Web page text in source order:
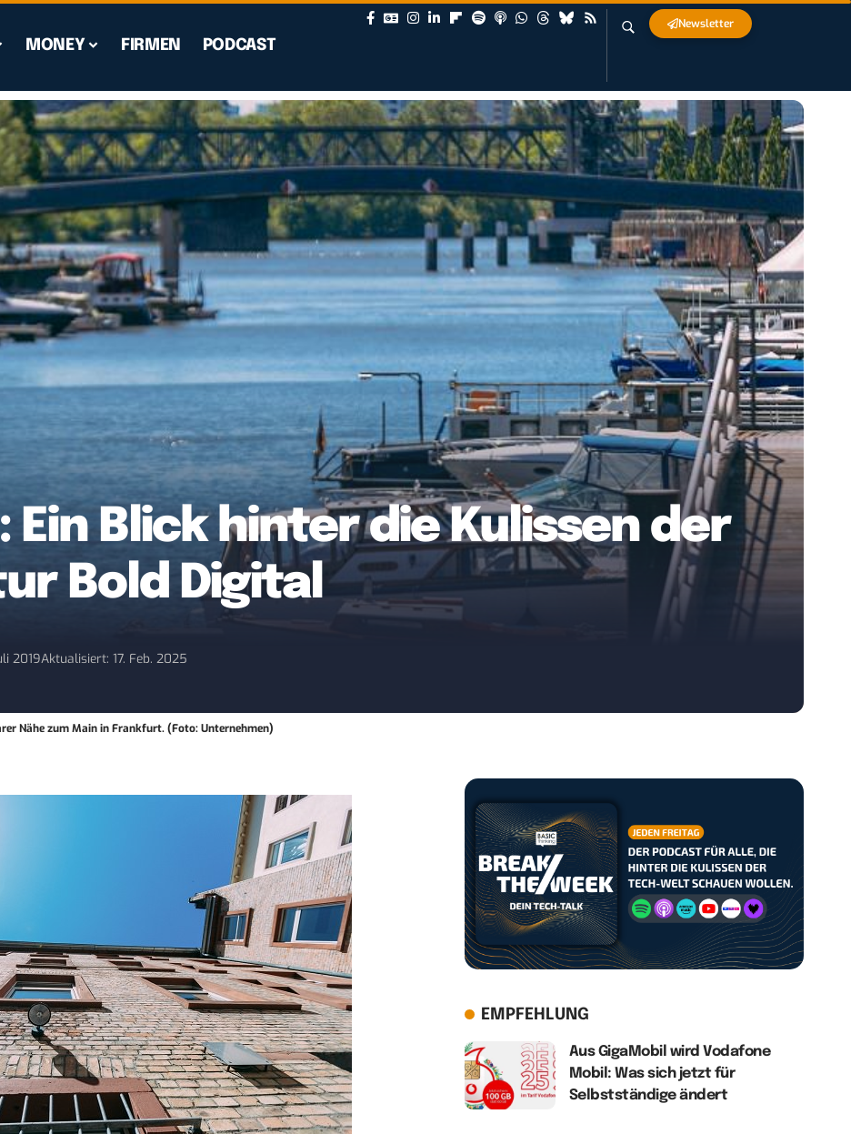
MONEY FIRMEN PODCAST
Newsletter
Ein Blick hinter die Kulissen der
Bold Digital
2019Aktualisiert: 17. Feb. 2025
Nähe zum Main in Frankfurt. (Foto: Unternehmen)
EMPFEHLUNG
Aus GigaMobil wird Vodafone
Mobil: Was sich jetzt für
Selbstständige ändert